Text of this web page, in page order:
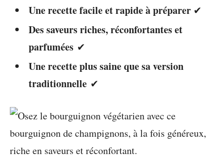
Une recette facile et rapide à préparer ✔
Des saveurs riches, réconfortantes et
parfumées ✔
Une recette plus saine que sa version
traditionnelle ✔